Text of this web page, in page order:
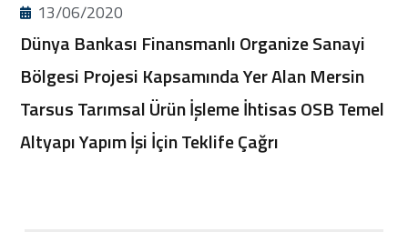
13/06/2020
Dünya Bankası Finansmanlı Organize Sanayi
Bölgesi Projesi Kapsamında Yer Alan Mersin
Tarsus Tarımsal Ürün İşleme İhtisas OSB Temel
Altyapı Yapım İşi İçin Teklife Çağrı